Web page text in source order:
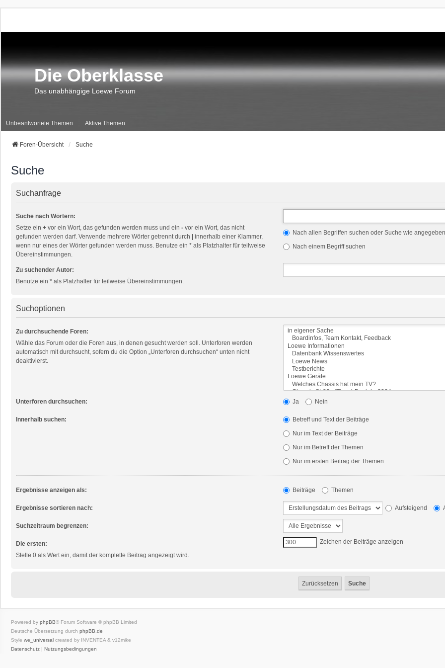
Die Oberklasse
Das unabhängige Loewe Forum
Unbeantwortete Themen Aktive Themen
Foren-Übersicht Suche
Suche
Suchanfrage
Suche nach Wörtern:
Setze ein + vor ein Wort, das gefunden werden muss und ein - vor ein Wort, das nicht
gefunden werden darf. Verwende mehrere Wörter getrennt durch
innerhalb einer Klammer,
wenn nur eines der Wörter gefunden werden muss. Benutze ein * als Platzhalter für teilweise
Übereinstimmungen.
Nach allen Begriffen suchen oder Suche wie
Nach einem Begriff suchen
Zu suchender Autor:
Benutze ein * als Platzhalter für teilweise Übereinstimmungen.
Suchoptionen
Zu durchsuchende Foren:
Wähle das Forum oder die Foren aus, in denen gesucht werden soll. Unterforen werden
automatisch mit durchsucht, sofern du die Option „Unterforen durchsuchen“ unten nicht
deaktivierst.
Unterforen durchsuchen: Ja Nein
Innerhalb suchen:
Betreff und Text der Beiträge
Nur im Text der Beiträge
Nur im Betreff der Themen
Nur im ersten Beitrag der Themen
Ergebnisse anzeigen als: Beiträge Themen
Ergebnisse sortieren nach: Aufsteigend
Suchzeitraum begrenzen:
Die ersten:
Stelle 0 als Wert ein, damit der komplette Beitrag angezeigt wird.
Zeichen der Beiträge anzeigen
Powered by phpBB® Forum Software © phpBB Limited
Deutsche Übersetzung durch phpBB.de
Style we_universal created by INVENTEA & v12mike
Datenschutz | Nutzungsbedingungen